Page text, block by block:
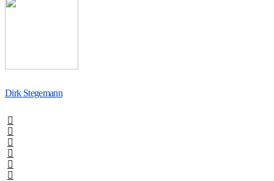
Dirk Stegemann